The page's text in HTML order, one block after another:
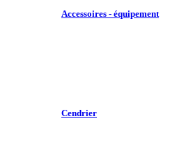
Accessoires - équipement
Cendrier